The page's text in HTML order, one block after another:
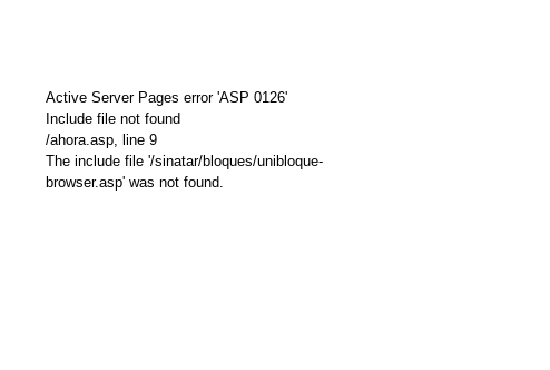
Active Server Pages error 'ASP 0126'
Include file not found
/ahora.asp, line 9
The include file '/sinatar/bloques/unibloque-
browser.asp' was not found.